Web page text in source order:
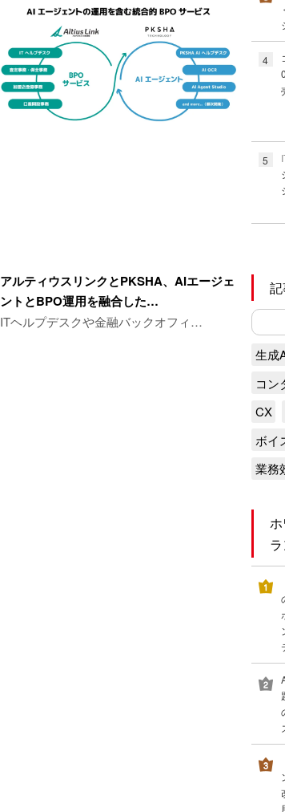
アルティウスリンクとPKSHA、AIエージェ
ントとBPO運用を融合した…
ITヘルプデスクや金融バックオフィ…
4
5
生成
コン
CX
ボイ
業務